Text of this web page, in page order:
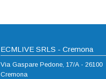
ECMLIVE SRLS - Cremona
Via Gaspare Pedone, 17/A - 26100
Cremona